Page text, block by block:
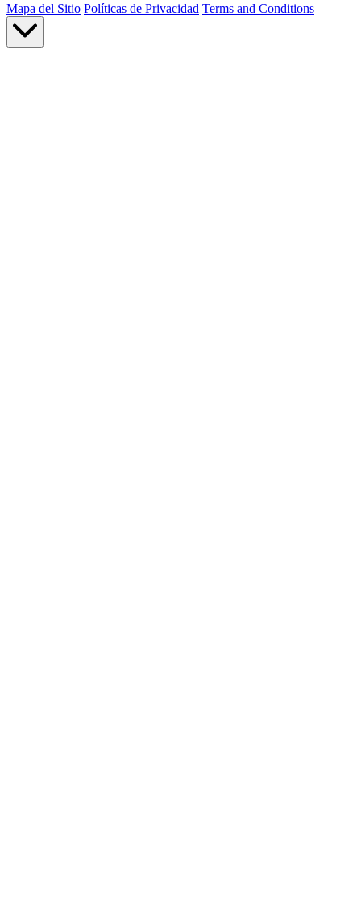
Mapa del Sitio Políticas de Privacidad Terms and Conditions